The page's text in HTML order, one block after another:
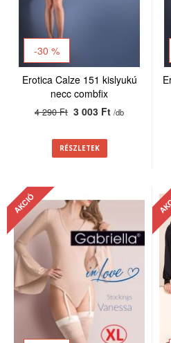
-30 %
Erotica Calze 151 kislyukú
necc combfix
4 290 Ft 3 003 Ft/db
RÉSZLETEK
AKCIÓ